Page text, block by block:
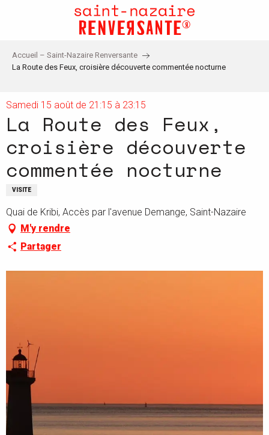
principal
Accueil – Saint-Nazaire Renversante
La Route des Feux, croisière découverte commentée nocturne
Samedi 15 août de 21:15 à 23:15
La Route des Feux,
croisière découverte
commentée nocturne
VISITE
Quai de Kribi, Accès par l'avenue Demange, Saint-Nazaire
M'y rendre
Partager